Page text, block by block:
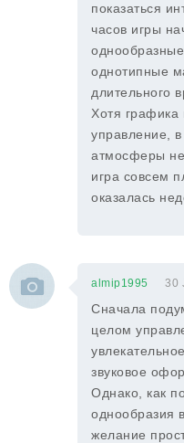
показаться
часов игры
однотипные
длительного
Хотя графика
управление,
атмосферы не
игра совсем
оказалась
almip1995 30
Сначала
целом
звуковое
Однако, как
однообразия
желание